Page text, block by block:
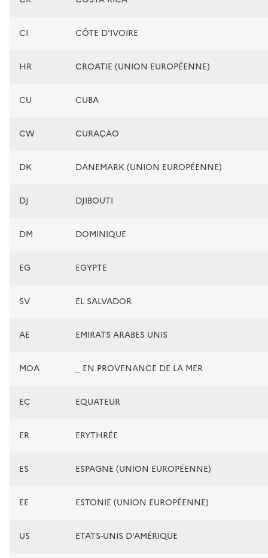
CI CÔTE D'IVOIRE
HR CROATIE (UNION EUROPÉENNE)
CU CUBA
CW CURAÇAO
DK DANEMARK (UNION EUROPÉENNE)
DJ DJIBOUTI
DM DOMINIQUE
EG EGYPTE
SV EL SALVADOR
AE EMIRATS ARABES UNIS
MOA _ EN PROVENANCE DE LA MER
EC EQUATEUR
ER ERYTHRÉE
ES ESPAGNE (UNION EUROPÉENNE)
EE ESTONIE (UNION EUROPÉENNE)
US ETATS-UNIS D'AMÉRIQUE